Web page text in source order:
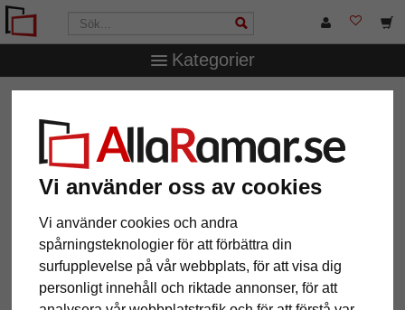
Vi använder oss av cookies
Vi använder cookies och andra
spårningsteknologier för att förbättra din
surfupplevelse på vår webbplats, för att visa dig
personligt innehåll och riktade annonser, för att
Kategorier
Återställ alla filter
Format: 10x10
12 Artiklar Populärast
Grid